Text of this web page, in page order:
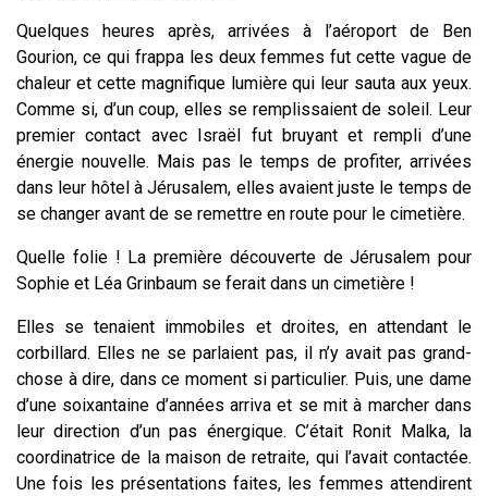
Quelques heures après, arrivées à l’aéroport de Ben
Gourion, ce qui frappa les deux femmes fut cette vague de
chaleur et cette magnifique lumière qui leur sauta aux yeux.
Comme si, d’un coup, elles se remplissaient de soleil. Leur
premier contact avec Israël fut bruyant et rempli d’une
énergie nouvelle. Mais pas le temps de profiter, arrivées
dans leur hôtel à Jérusalem, elles avaient juste le temps de
se changer avant de se remettre en route pour le cimetière.
Quelle folie ! La première découverte de Jérusalem pour
Sophie et Léa Grinbaum se ferait dans un cimetière !
Elles se tenaient immobiles et droites, en attendant le
corbillard. Elles ne se parlaient pas, il n’y avait pas grand-
chose à dire, dans ce moment si particulier. Puis, une dame
d’une soixantaine d’années arriva et se mit à marcher dans
leur direction d’un pas énergique. C’était Ronit Malka, la
coordinatrice de la maison de retraite, qui l’avait contactée.
Une fois les présentations faites, les femmes attendirent